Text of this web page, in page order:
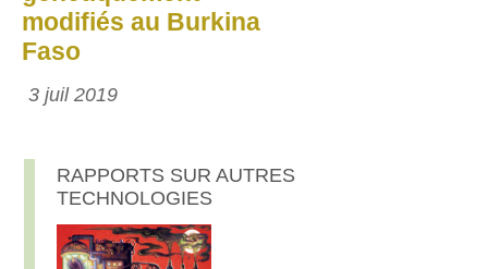
modifiés au Burkina
Faso
3 juil 2019
RAPPORTS SUR AUTRES
TECHNOLOGIES